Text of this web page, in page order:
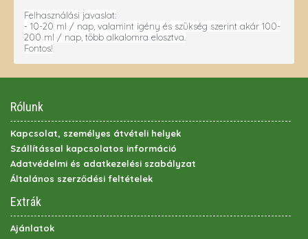
Felhasználási javaslat:
- 10-20 ml / nap, valamint igény és szükség szerint akár 100-
200 ml / nap, több alkalomra elosztva.
Fontos!
Rólunk
Kapcsolat, személyes átvételi helyek
Szállítással kapcsolatos információ
Adatvédelmi és adatkezelési szabályzat
Általános szerződési feltételek
Extrák
Ajánlatok